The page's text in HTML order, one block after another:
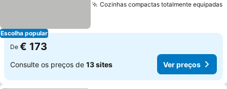
Escolha popular
Cozinhas compactas totalmente equipadas
De € 173
Consulte os preços de 13 sites Ver preços